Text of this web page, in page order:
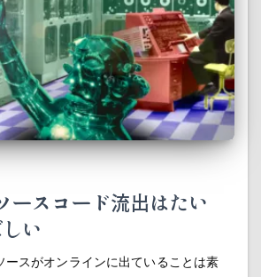
ースコード流出はたい
い
スがオンラインに出ていることは素